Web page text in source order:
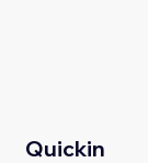
Quickin